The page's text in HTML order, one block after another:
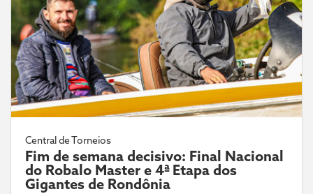
Central de Torneios
Fim de semana decisivo: Final Nacional
do Robalo Master e 4ª Etapa dos
Gigantes de Rondônia